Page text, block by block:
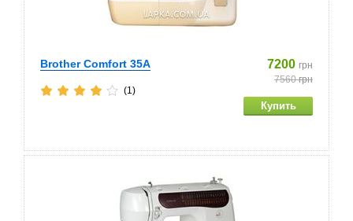
Brother Comfort 35А 7200 грн
7560грн
(1)